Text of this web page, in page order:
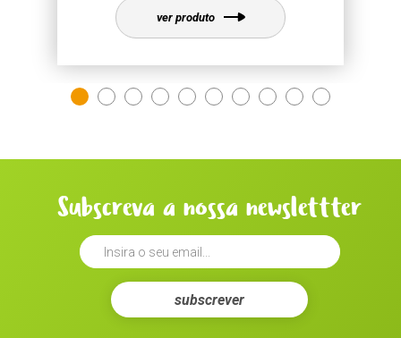
ver produto
Subscreva a nossa newslettter
subscrever